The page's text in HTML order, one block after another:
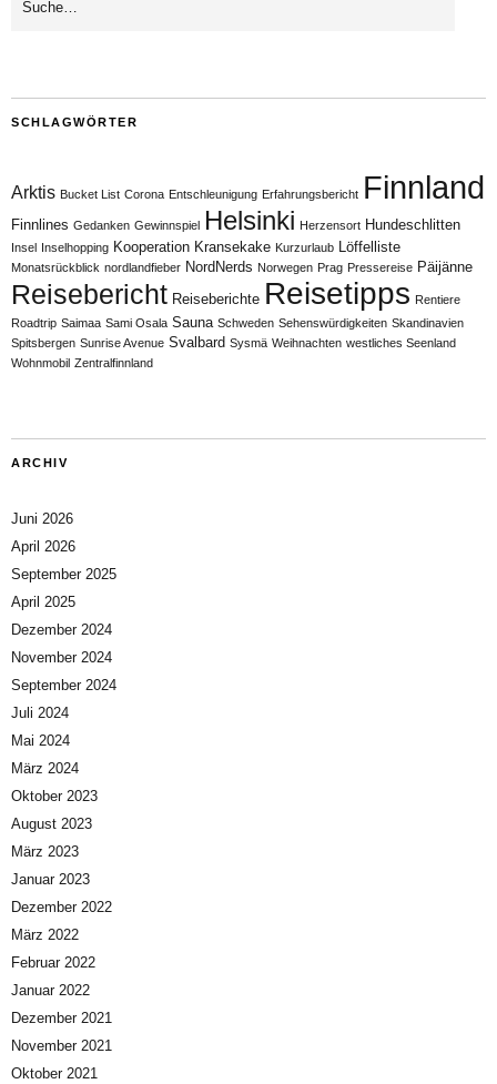
SCHLAGWÖRTER
Arktis Bucket List Corona Entschleunigung Erfahrungsbericht Finnland
Finnlines Gedanken Gewinnspiel Helsinki Herzensort Hundeschlitten
Insel Inselhopping Kooperation Kransekake Kurzurlaub Löffelliste
Monatsrückblick nordlandfieber NordNerds Norwegen Prag Pressereise Päijänne
Reisebericht Reiseberichte Reisetipps Rentiere
Roadtrip Saimaa Sami Osala Sauna Schweden Sehenswürdigkeiten Skandinavien
Spitsbergen Sunrise Avenue Svalbard Sysmä Weihnachten westliches Seenland
Wohnmobil Zentralfinnland
ARCHIV
Juni 2026
April 2026
September 2025
April 2025
Dezember 2024
November 2024
September 2024
Juli 2024
Mai 2024
März 2024
Oktober 2023
August 2023
März 2023
Januar 2023
Dezember 2022
März 2022
Februar 2022
Januar 2022
Dezember 2021
November 2021
Oktober 2021